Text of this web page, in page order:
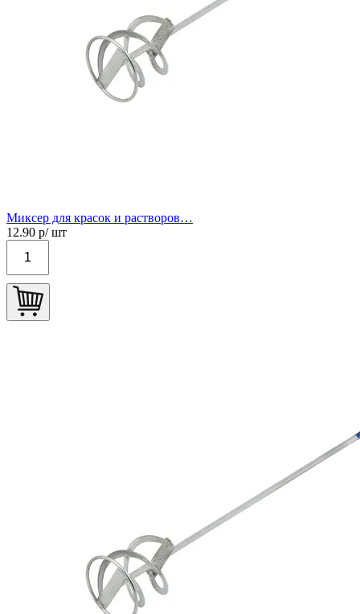
Миксер для красок и растворов…
12.90 р/ шт